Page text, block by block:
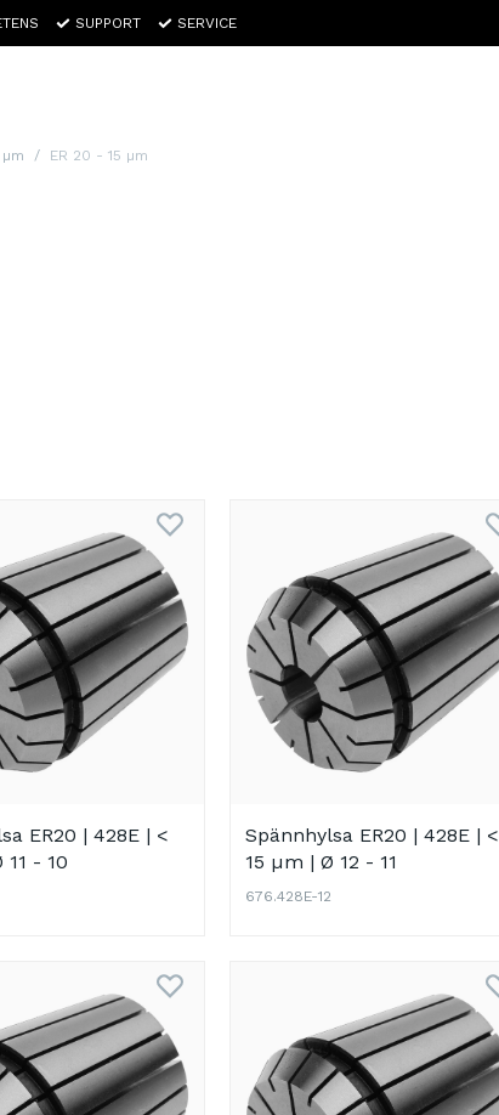
SUPPORT SERVICE
ER 20 - 15 µm
ER20 | 428E | <
- 10
Spännhylsa ER20 | 428E | <
15 µm | Ø 12 - 11
676.428E-12